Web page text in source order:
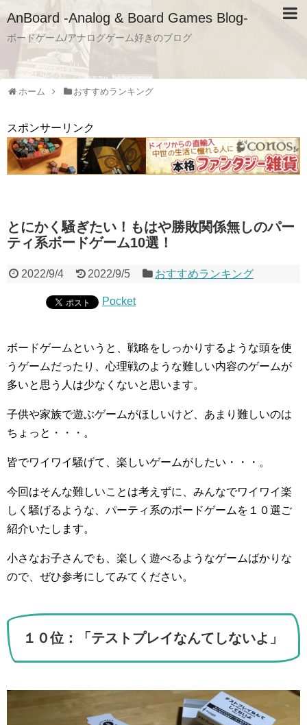
AnBoard -Analog & Board Games Blog-
ボードゲーム/アナログゲーム好きのブログ
ホーム おすすめランキング
スポンサーリンク
とにかく騒ぎたい！もはや勝敗関係無しのパー
ティ系ボードゲーム10選！
2022/9/4 2022/9/5 おすすめランキング
Pocket
ボードゲームというと、戦略をしっかりするような頭を使
うゲームだったり、心理戦のような難しい内容のゲームが
多いと思う人は少なくないと思います。
子供や家族で遊ぶゲームがほしいけど、あまり難しいのは
ちょっと・・・。
皆でワイワイ騒げて、楽しいゲームがしたい・・・。
今回はそんな難しいことは考えずに、みんなでワイワイ楽
しく騒げるような、パーティ系のボードゲームを１０選ご
紹介いたします。
小さなお子さんでも、楽しく遊べるようなゲームばかりな
ので、ぜひ参考にしてみてください。
１０位：「テストプレイなんてしないよ」